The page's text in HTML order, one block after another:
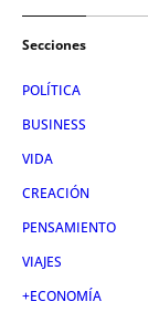
Secciones
POLÍTICA
BUSINESS
VIDA
CREACIÓN
PENSAMIENTO
VIAJES
+ECONOMÍA